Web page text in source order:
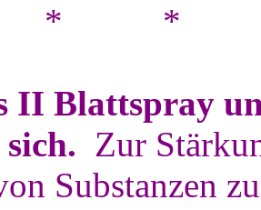
* *
II Blattspray
Zur
Substanzen